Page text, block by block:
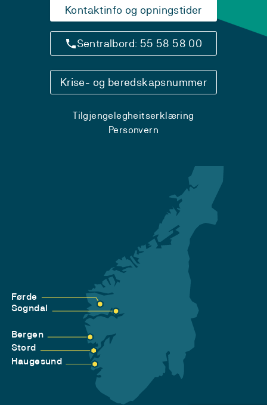
Kontaktinfo og opningstider
Sentralbord: 55 58 58 00
Krise- og beredskapsnummer
Tilgjengelegheitserklæring
Personvern
Førde
Sogndal
Bergen
Stord
Haugesund